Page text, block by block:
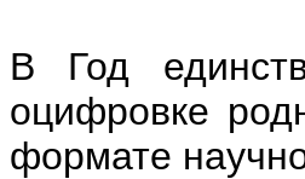
В Год
оцифровке
формате